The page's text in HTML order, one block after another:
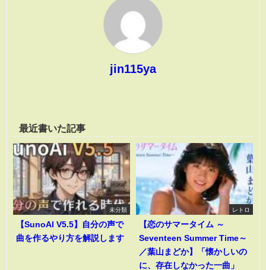
jin115ya
最近書いた記事
未分類
【SunoAI V5.5】自分の声で
曲を作るやり方を解説します
レトロ
【恋のサマータイム ～
Seventeen Summer Time～
／葉山まどか】「懐かしいの
に、存在しなかった一曲」